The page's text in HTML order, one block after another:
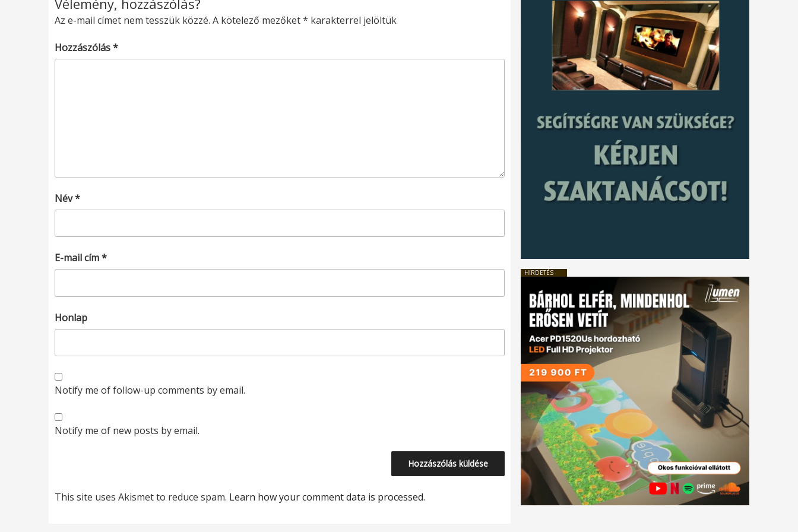
Az e-mail címet nem tesszük közzé. A kötelező mezőket* karakterrel jelöltük
Hozzászólás*
Név*
E-mail cím*
Honlap
Notify me of follow-up comments by email.
Notify me of new posts by email.
This site uses Akismet to reduce spam. Learn how your comment data is processed.
HIRDETÉS